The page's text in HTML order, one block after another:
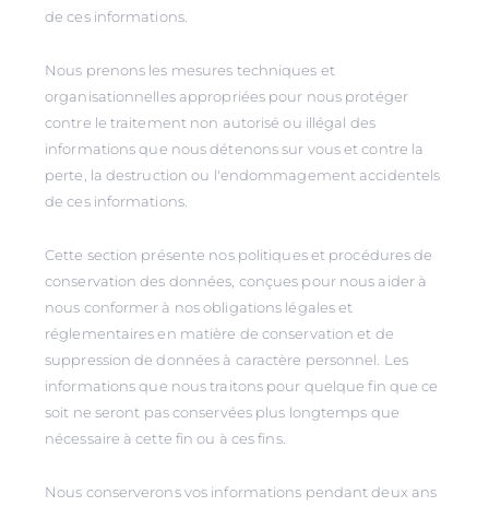
de ces informations.
Nous prenons les mesures techniques et
organisationnelles appropriées pour nous protéger
contre le traitement non autorisé ou illégal des
informations que nous détenons sur vous et contre la
perte, la destruction ou l'endommagement accidentels
de ces informations.
Cette section présente nos politiques et procédures de
conservation des données, conçues pour nous aider à
nous conformer à nos obligations légales et
réglementaires en matière de conservation et de
suppression de données à caractère personnel. Les
informations que nous traitons pour quelque fin que ce
soit ne seront pas conservées plus longtemps que
nécessaire à cette fin ou à ces fins.
Nous conserverons vos informations pendant deux ans